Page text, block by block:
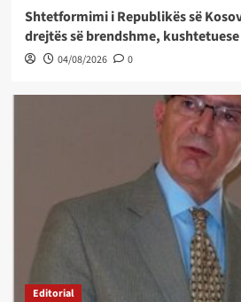
Shtetformimi i Republikës së
drejtës së brendshme,
04/08/2026 0
Editorial